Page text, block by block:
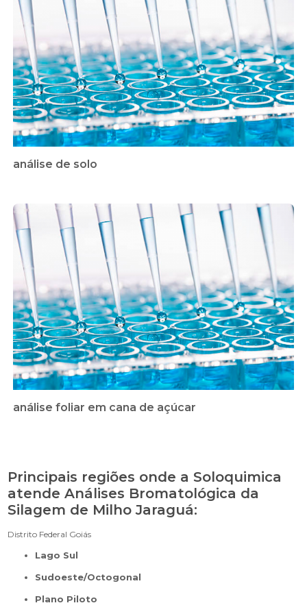
análise de solo
análise foliar em cana de açúcar
Principais regiões onde a Soloquimica
atende Análises Bromatológica da
Silagem de Milho Jaraguá:
Distrito Federal Goiás
Lago Sul
Sudoeste/Octogonal
Plano Piloto